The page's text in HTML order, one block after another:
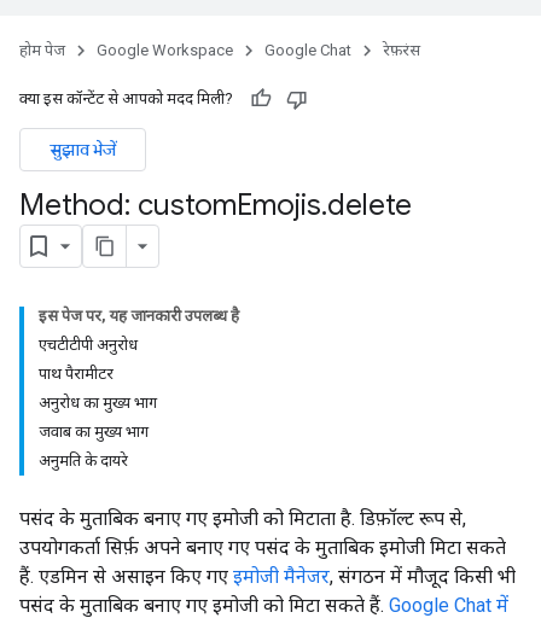
होम पेज Google Workspace Google Chat रेफ़रंस
क्या इस कॉन्टेंट से आपको मदद मिली?
सुझाव भेजें
Method: customEmojis.delete
इस पेज पर, यह जानकारी उपलब्ध है
एचटीटीपी अनुरोध
पाथ पैरामीटर
अनुरोध का मुख्य भाग
जवाब का मुख्य भाग
अनुमति के दायरे
पसंद के मुताबिक बनाए गए इमोजी को मिटाता है. डिफ़ॉल्ट रूप से,
उपयोगकर्ता सिर्फ़ अपने बनाए गए पसंद के मुताबिक इमोजी मिटा सकते
हैं. एडमिन से असाइन किए गए इमोजी मैनेजर, संगठन में मौजूद किसी भी
पसंद के मुताबिक बनाए गए इमोजी को मिटा सकते हैं. Google Chat में